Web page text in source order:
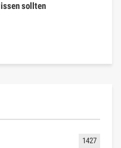
sollten
1427